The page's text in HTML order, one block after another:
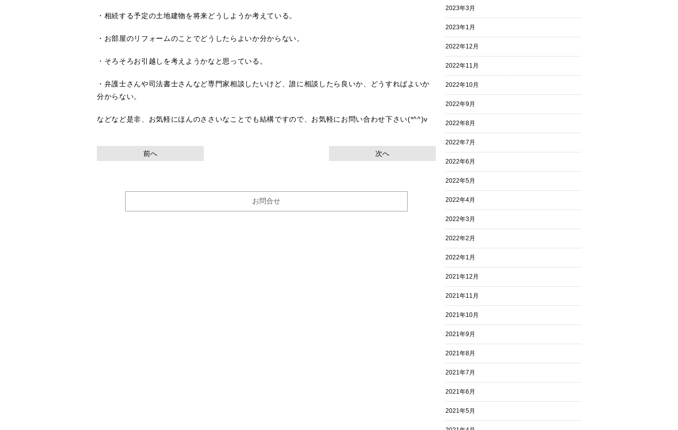
・相続する予定の土地建物を将来どうしようか考えている。
・お部屋のリフォームのことでどうしたらよいか分からない。
・そろそろお引越しを考えようかなと思っている。
・弁護士さんや司法書士さんなど専門家相談したいけど、誰に相談したら良いか、どうすればよいか
分からない。
などなど是非、お気軽にほんのささいなことでも結構ですので、お気軽にお問い合わせ下さい(*^^)v
前へ 次へ
お問合せ
2023年3月
2023年1月
2022年12月
2022年11月
2022年10月
2022年9月
2022年8月
2022年7月
2022年6月
2022年5月
2022年4月
2022年3月
2022年2月
2022年1月
2021年12月
2021年11月
2021年10月
2021年9月
2021年8月
2021年7月
2021年6月
2021年5月